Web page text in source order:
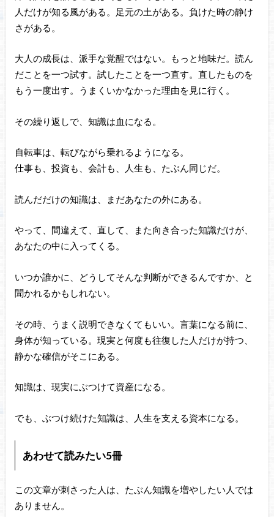
人だけが知る風がある。足元の土がある。負けた時の静け
さがある。
大人の成長は、派手な覚醒ではない。もっと地味だ。読ん
だことを一つ試す。試したことを一つ直す。直したものを
もう一度出す。うまくいかなかった理由を見に行く。
その繰り返しで、知識は血になる。
自転車は、転びながら乗れるようになる。
仕事も、投資も、会計も、人生も、たぶん同じだ。
読んだだけの知識は、まだあなたの外にある。
やって、間違えて、直して、また向き合った知識だけが、
あなたの中に入ってくる。
いつか誰かに、どうしてそんな判断ができるんですか、と
聞かれるかもしれない。
その時、うまく説明できなくてもいい。言葉になる前に、
身体が知っている。現実と何度も往復した人だけが持つ、
静かな確信がそこにある。
知識は、現実にぶつけて資産になる。
でも、ぶつけ続けた知識は、人生を支える資本になる。
あわせて読みたい5冊
この文章が刺さった人は、たぶん知識を増やしたい人では
ありません。